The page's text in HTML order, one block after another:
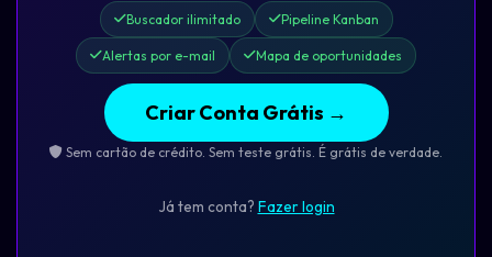
Buscador ilimitado Pipeline Kanban
Alertas por e-mail Mapa de oportunidades
Criar Conta Grátis →
Sem cartão de crédito. Sem teste grátis. É grátis de verdade.
Já tem conta? Fazer login